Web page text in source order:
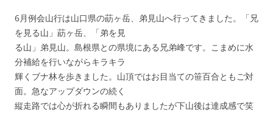
6⽉例会⼭⾏は⼭⼝県の莇ヶ岳、弟⾒⼭へ⾏ってきました。「兄
を⾒る⼭」莇ヶ岳、「弟を⾒
る⼭」弟⾒⼭。島根県との県境にある兄弟峰です。こまめに⽔
分補給を⾏いながらキラキラ
輝くブナ林を歩きました。⼭頂ではお⽬当ての笹百合ともご対
⾯。急なアップダウンの続く
縦⾛路では⼼が折れる瞬間もありましたが下⼭後は達成感で笑